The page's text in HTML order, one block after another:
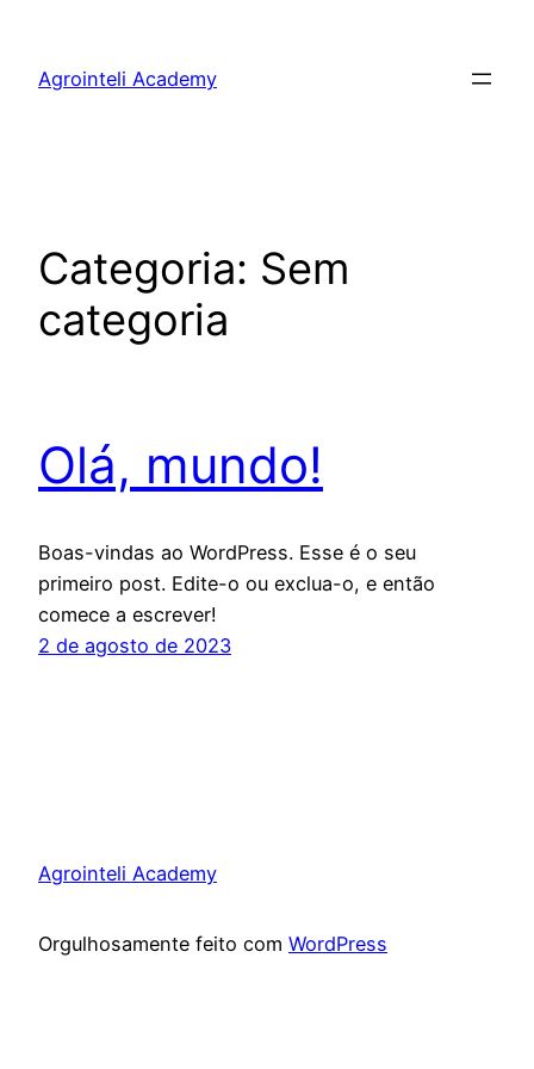
Agrointeli Academy
Categoria: Sem
categoria
Olá, mundo!
Boas-vindas ao WordPress. Esse é o seu
primeiro post. Edite-o ou exclua-o, e então
comece a escrever!
2 de agosto de 2023
Agrointeli Academy
Orgulhosamente feito com WordPress